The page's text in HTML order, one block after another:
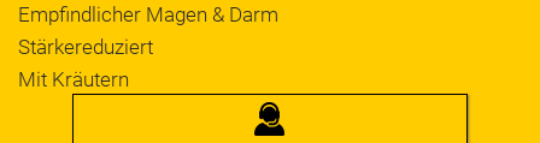
JOSERA
BERATUNG
Empfindlicher Magen & Darm
Stärkereduziert
Mit Kräutern